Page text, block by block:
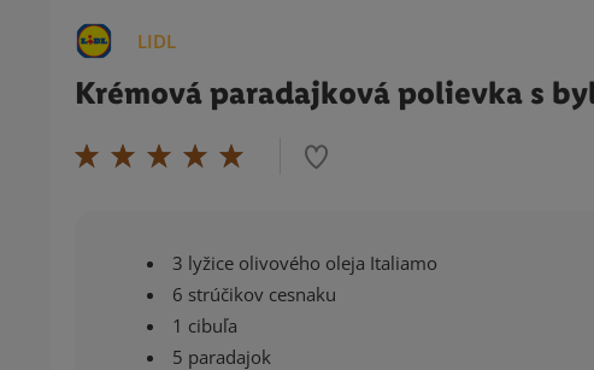
LIDL
Krémová paradajková polievka s
3 lyžice olivového oleja Italiamo
6 strúčikov cesnaku
1 cibuľa
5 paradajok